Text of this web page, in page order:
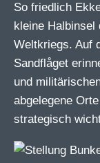
So friedlich
kleine Halbinsel
Weltkriegs. Auf
Sandflåget
und
abgelegene
strategisch